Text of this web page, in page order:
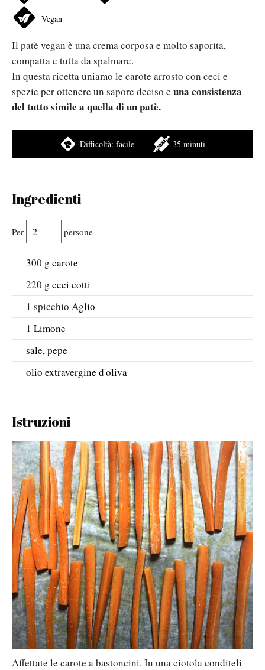
Vegan
Il patè vegan è una crema corposa e molto saporita,
compatta e tutta da spalmare.
In questa ricetta uniamo le carote arrosto con ceci e
spezie per ottenere un sapore deciso e una consistenza
del tutto simile a quella di un patè.
Difficoltà: facile 35 minuti
Ingredienti
Per persone
300 g carote
220 g ceci cotti
1 spicchio Aglio
1 Limone
sale, pepe
olio extravergine d'oliva
Istruzioni
Affettate le carote a bastoncini. In una ciotola conditeli